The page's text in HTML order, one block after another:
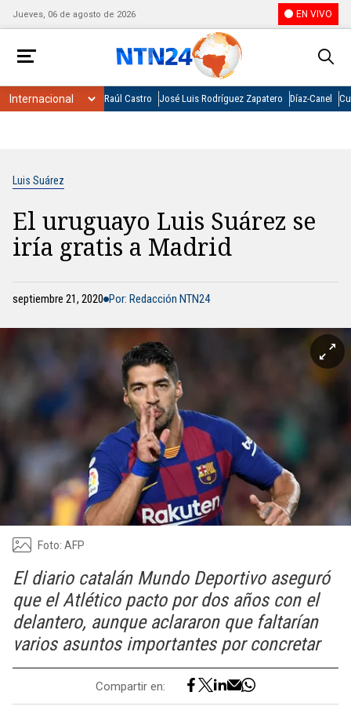
Jueves, 06 de agosto de 2026 EN VIVO
Raúl Castro José Luis Rodríguez Zapatero Díaz-Canel
Luis Suárez
El uruguayo Luis Suárez se
iría gratis a Madrid
septiembre 21, 2020 Por: Redacción NTN24
Foto: AFP
El diario catalán Mundo Deportivo aseguró
que el Atlético pacto por dos años con el
delantero, aunque aclararon que faltarían
varios asuntos importantes por concretar
Compartir en: